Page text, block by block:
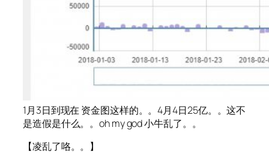
1月3日到现在 资金图这样的。。4月4日25亿。。这不
是造假是什么。。oh my god 小牛乱了。。
【凌乱了咯。。】